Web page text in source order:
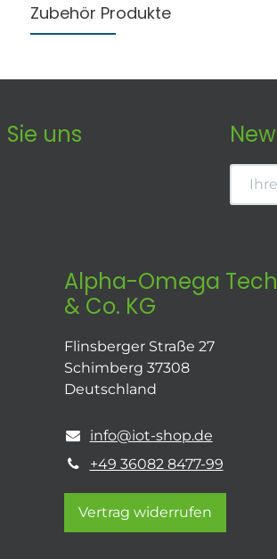
Zubehör Produkte
uns
Alpha-Omega
& Co. KG
Flinsberger Straße 27
Schimberg 37308
Deutschland
info@iot-shop.de
+49 36082 8477-99
Vertrag widerrufen